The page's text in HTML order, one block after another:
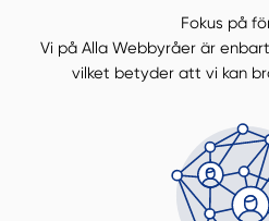
Fokus på
Vi på Alla Webbyråer är
vilket betyder att vi kan